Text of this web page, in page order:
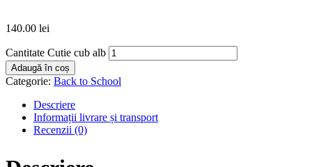
140.00 lei
Cantitate Cutie cub alb
Adaugă în coș
Categorie: Back to School
Descriere
Informații livrare și transport
Recenzii (0)